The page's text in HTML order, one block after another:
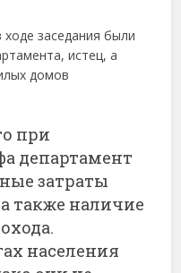
заседания были
истец, а
домов
при
департамент
затраты
также наличие
населения